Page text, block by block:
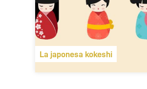
La japonesa kokeshi